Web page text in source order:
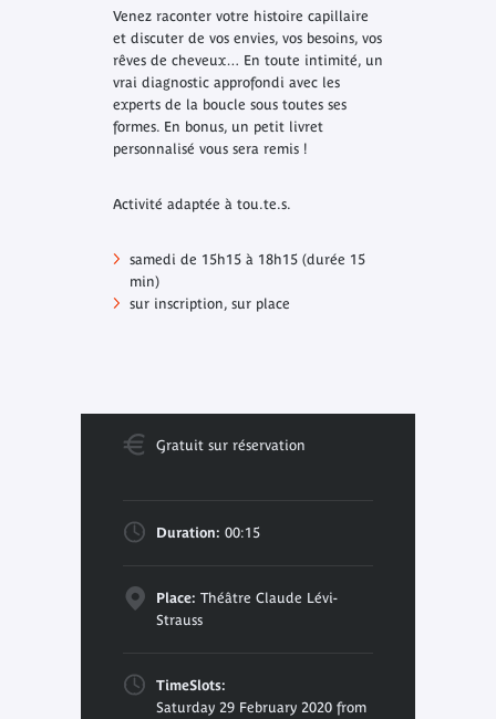
Venez raconter votre histoire capillaire
et discuter de vos envies, vos besoins, vos
rêves de cheveux… En toute intimité, un
vrai diagnostic approfondi avec les
experts de la boucle sous toutes ses
formes. En bonus, un petit livret
personnalisé vous sera remis !
Activité adaptée à tou.te.s.
samedi de 15h15 à 18h15 (durée 15
min)
sur inscription, sur place
Gratuit sur réservation
Duration: 00:15
Place: Théâtre Claude Lévi-
Strauss
TimeSlots:
Saturday 29 February 2020 from